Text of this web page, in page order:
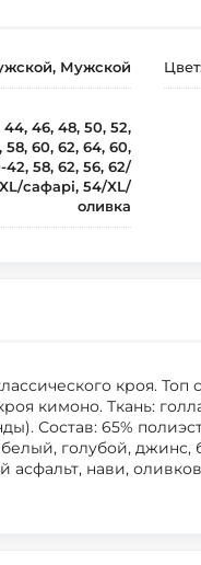
Мужской
46, 48, 50, 52,
58, 60, 62, 64, 60,
42, 58, 62, 56, 62/
сафарі, 54/XL/
оливка
кроя.
кимоно. Ткань:
Состав: 65%
голубой,
асфальт, нави,